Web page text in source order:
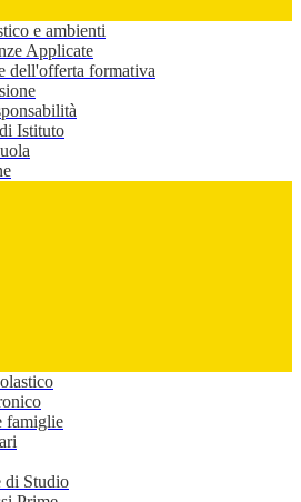
e ambienti
Applicate
dell'offerta formativa
Istituto
famiglie
di Studio